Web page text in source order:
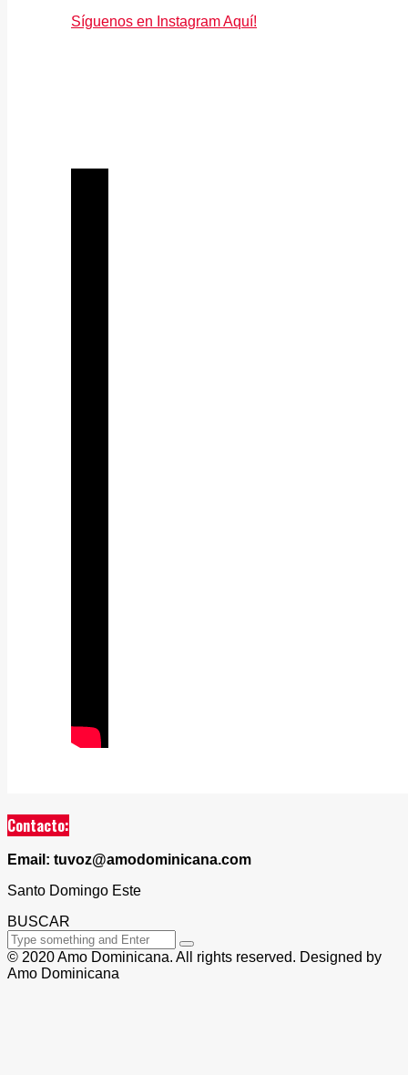
Síguenos en Instagram Aquí!
Contacto:
Email: tuvoz@amodominicana.com
Santo Domingo Este
BUSCAR
© 2020 Amo Dominicana. All rights reserved. Designed by
Amo Dominicana